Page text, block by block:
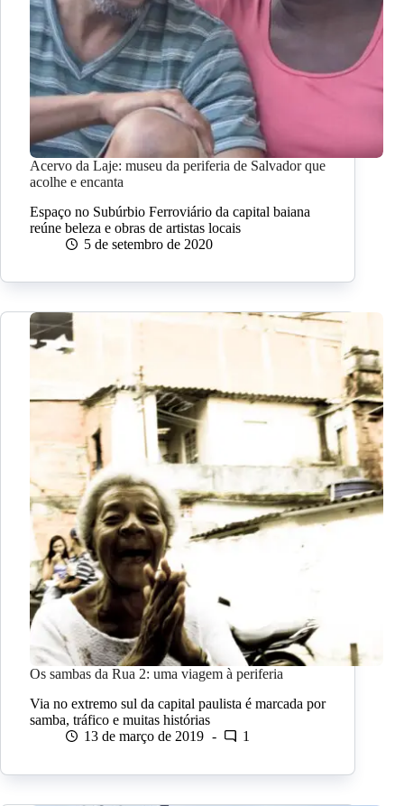
Acervo da Laje: museu da periferia de Salvador que
acolhe e encanta
Espaço no Subúrbio Ferroviário da capital baiana
reúne beleza e obras de artistas locais
5 de setembro de 2020
Os sambas da Rua 2: uma viagem à periferia
Via no extremo sul da capital paulista é marcada por
samba, tráfico e muitas histórias
13 de março de 2019
1